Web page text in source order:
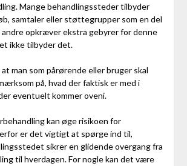
Mange behandlingssteder tilbyder
samtaler eller støttegrupper som en del
andre opkræver ekstra gebyrer for denne
ikke tilbyder det.
man som pårørende eller bruger skal
på, hvad der faktisk er med i
eventuelt kommer oveni.
kan øge risikoen for
er det vigtigt at spørge ind til,
sikrer en glidende overgang fra
til hverdagen. For nogle kan det være